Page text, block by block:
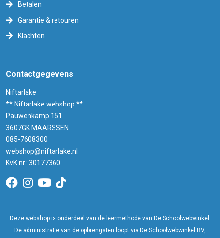
Betalen
Garantie & retouren
Klachten
Contactgegevens
Niftarlake
** Niftarlake webshop **
Pauwenkamp 151
3607GK MAARSSEN
085-7608300
webshop@niftarlake.nl
KvK nr.: 30177360
Deze webshop is onderdeel van de leermethode van De Schoolwebwinkel.
De administratie van de opbrengsten loopt via De Schoolwebwinkel BV,